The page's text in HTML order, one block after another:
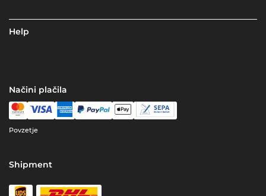
Help
Načini plačila
Povzetje
Shipment